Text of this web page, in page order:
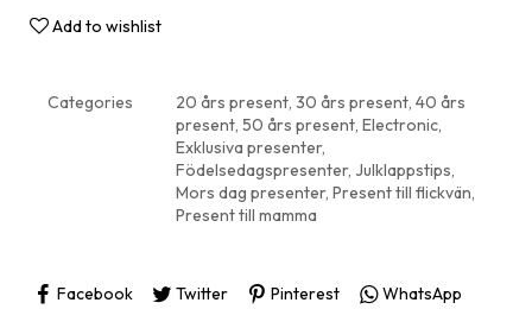
Add to wishlist
Categories 20 års present, 30 års present, 40 års
present, 50 års present, Electronic,
Exklusiva presenter,
Födelsedagspresenter, Julklappstips,
Mors dag presenter, Present till flickvän,
Present till mamma
Facebook Twitter Pinterest WhatsApp